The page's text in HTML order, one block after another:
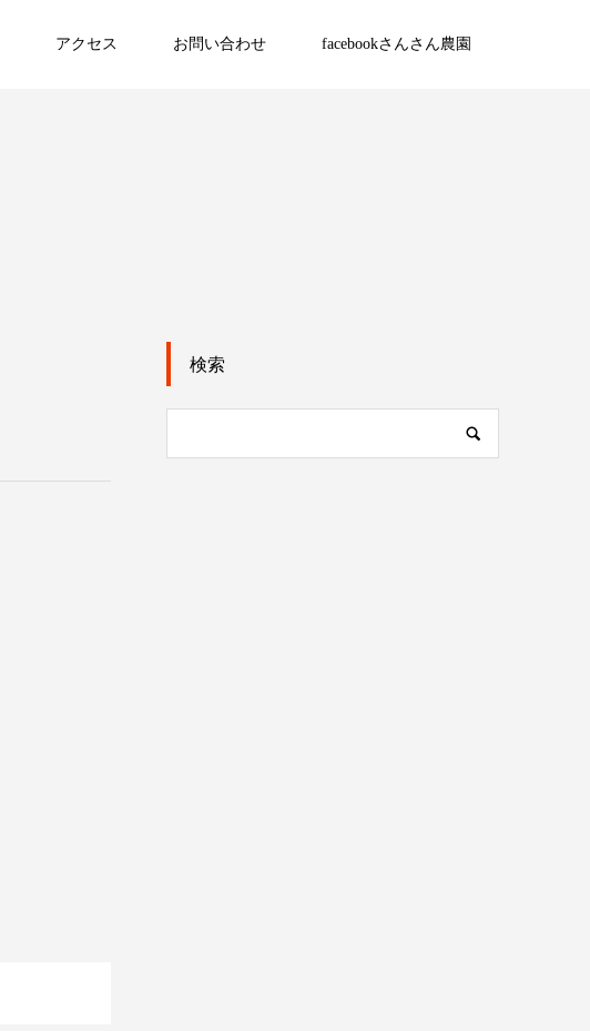
アクセス お問い合わせ facebookさんさん農園
検索